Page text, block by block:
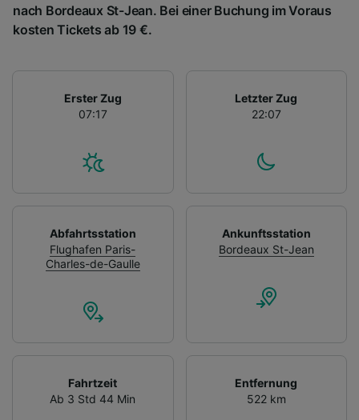
nach Bordeaux St-Jean. Bei einer Buchung im Voraus
kosten Tickets ab 19 €.
Erster Zug
07:17
Letzter Zug
22:07
Abfahrtsstation
Flughafen Paris-
Charles-de-Gaulle
Ankunftsstation
Bordeaux St-Jean
Fahrtzeit
Ab 3 Std 44 Min
Entfernung
522 km